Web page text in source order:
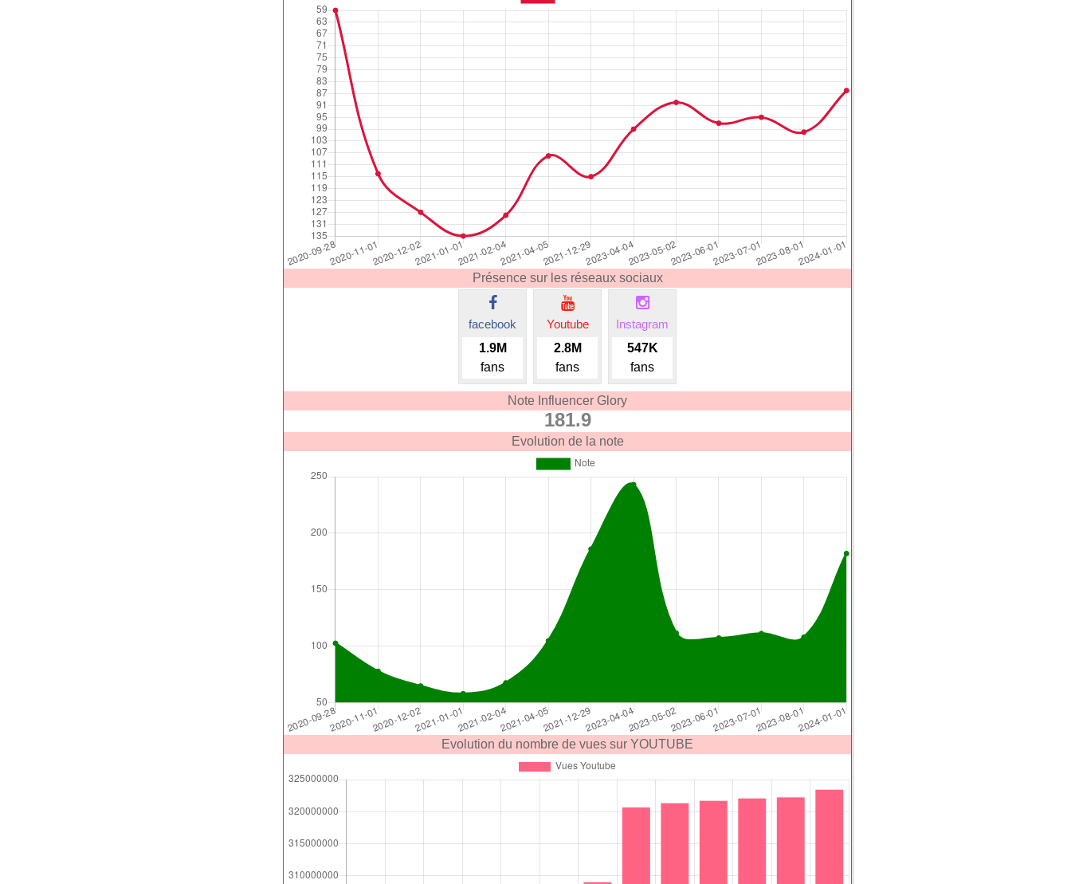
Présence sur les réseaux sociaux
facebook
1.9M
fans
Youtube
2.8M
fans
Instagram
547K
fans
Note Influencer Glory
181.9
Evolution de la note
Evolution du nombre de vues sur YOUTUBE